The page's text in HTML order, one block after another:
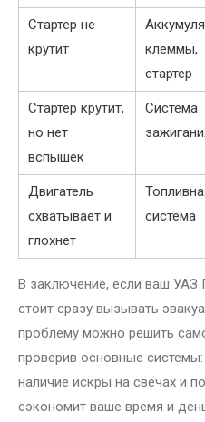
Стартер не
крутит
клеммы,
стартер
Стартер крутит,
но нет
вспышек
Система
Двигатель
схватывает и
глохнет
система
В заключение, если ваш УАЗ
стоит сразу вызывать
проблему можно решить
проверив основные
наличие искры на свечах и
сэкономит ваше время и